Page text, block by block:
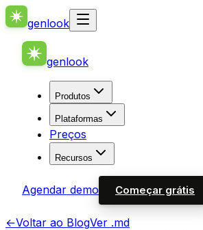
genlook
genlook
Produtos
Plataformas
Preços
Recursos
Agendar demo Começar grátis
←Voltar ao BlogVer .md